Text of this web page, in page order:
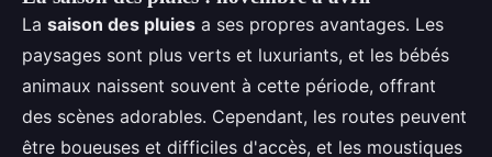
La saison des pluies a ses propres avantages. Les
paysages sont plus verts et luxuriants, et les bébés
animaux naissent souvent à cette période, offrant
des scènes adorables. Cependant, les routes peuvent
être boueuses et difficiles d'accès, et les moustiques